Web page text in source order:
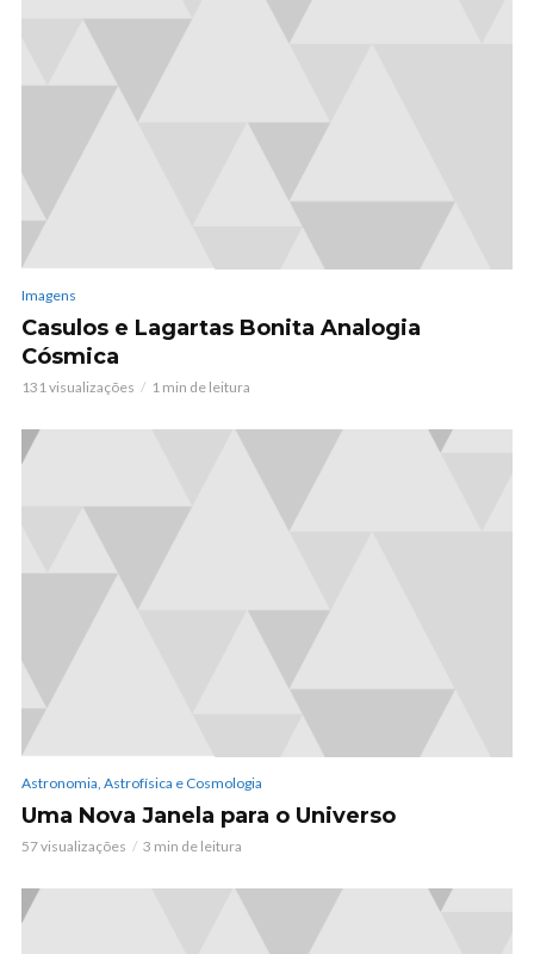
Imagens
Casulos e Lagartas Bonita Analogia
Cósmica
131 visualizações 1 min de leitura
Astronomia, Astrofísica e Cosmologia
Uma Nova Janela para o Universo
57 visualizações 3 min de leitura